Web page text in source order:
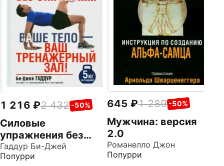
1 216 2 432 -50%
Силовые
упражнения без
отягощений. Ваше
тело - ваш
Гаддур Би-Джей
Попурри
645 1 289 -50%
Мужчина: версия
2.0
Романелло Джон
Попурри